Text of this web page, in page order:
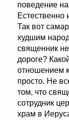
поведение
Так вот
худшим
священник
дороге?
отношением
просто. Не
том, что
сотрудник
храм в